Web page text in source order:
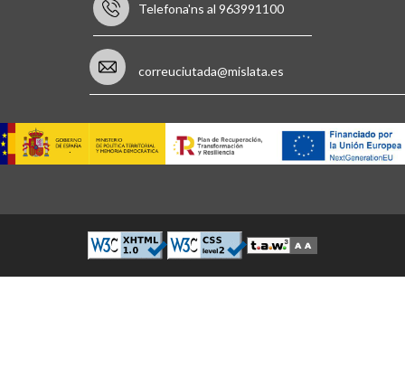
Telefona'ns al 963991100
correuciutada@mislata.es